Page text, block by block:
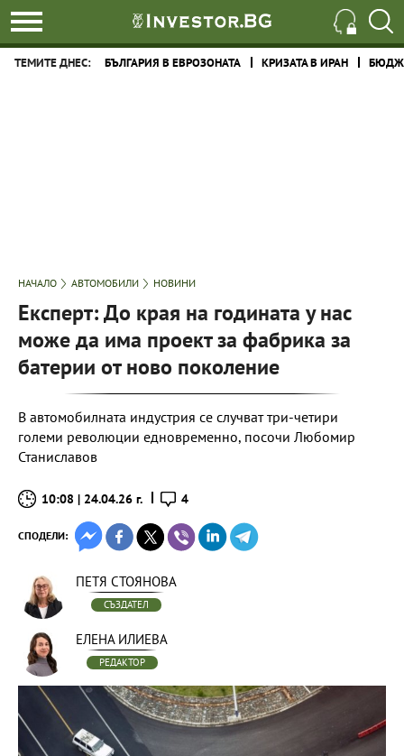
ТЕМИТЕ ДНЕС: БЪЛГАРИЯ В ЕВРОЗОНАТА КРИЗАТА В ИРАН
НАЧАЛО АВТОМОБИЛИ НОВИНИ
Експерт: До края на годината у нас
може да има проект за фабрика за
батерии от ново поколение
В автомобилната индустрия се случват три-четири
големи революции едновременно, посочи Любомир
Станиславов
10:08 | 24.04.26 г. 4
СПОДЕЛИ:
ПЕТЯ СТОЯНОВА
СЪЗДАТЕЛ
ЕЛЕНА ИЛИЕВА
РЕДАКТОР